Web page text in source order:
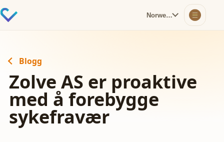
Norwegian
Blogg
Zolve AS er proaktive
med å forebygge
sykefravær